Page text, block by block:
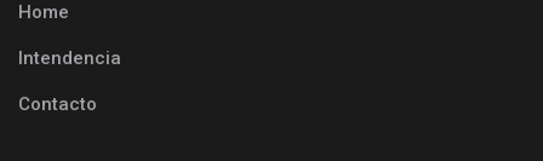
Home
Intendencia
Contacto